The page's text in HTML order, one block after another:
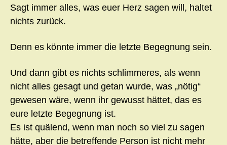
Sagt immer alles, was euer Herz sagen will, haltet
nichts zurück.
Denn es könnte immer die letzte Begegnung sein.
Und dann gibt es nichts schlimmeres, als wenn
nicht alles gesagt und getan wurde, was „nötig“
gewesen wäre, wenn ihr gewusst hättet, das es
eure letzte Begegnung ist.
Es ist quälend, wenn man noch so viel zu sagen
hätte, aber die betreffende Person ist nicht mehr